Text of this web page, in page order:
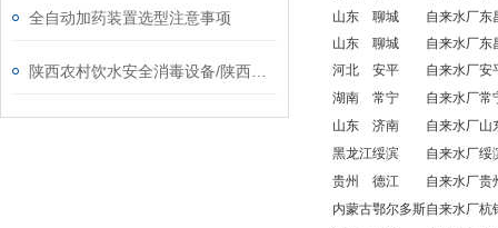
全自动加药装置选型注意事项
山东
聊城 自来水厂东
山东
聊城 自来水厂东
河北
安平 自来水厂安
湖南
常宁 自来水厂常
山东
济南 自来水厂山
黑龙江绥滨 自来水厂绥
贵州
德江 自来水厂贵
内蒙古鄂尔多斯自来水厂杭